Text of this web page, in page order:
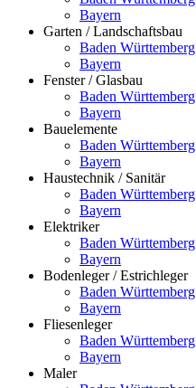
Bayern
Garten / Landschaftsbau
Baden Württemberg
Bayern
Fenster / Glasbau
Baden Württemberg
Bayern
Bauelemente
Baden Württemberg
Bayern
Haustechnik / Sanitär
Baden Württemberg
Bayern
Elektriker
Baden Württemberg
Bayern
Bodenleger / Estrichleger
Baden Württemberg
Bayern
Fliesenleger
Baden Württemberg
Bayern
Maler